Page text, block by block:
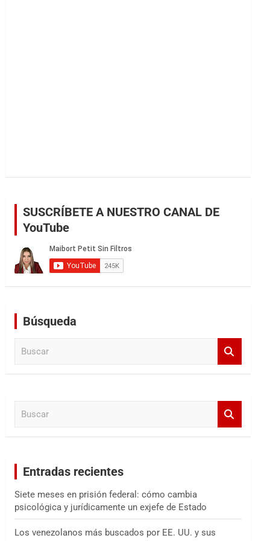
SUSCRÍBETE A NUESTRO CANAL DE
YouTube
Búsqueda
Entradas recientes
Siete meses en prisión federal: cómo cambia
psicológica y jurídicamente un exjefe de Estado
Los venezolanos más buscados por EE. UU. y sus